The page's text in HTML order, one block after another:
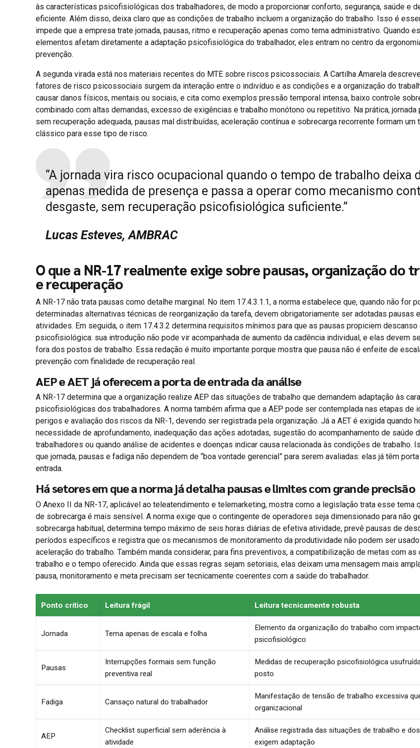
às características psicofisiológicas dos trabalhadores, de modo a proporcionar conforto, segurança, saúde e
eficiente. Além disso, deixa claro que as condições de trabalho incluem a organização do trabalho. Isso é
impede que a empresa trate jornada, pausas, ritmo e recuperação apenas como tema administrativo. Quando
elementos afetam diretamente a adaptação psicofisiológica do trabalhador, eles entram no centro da
prevenção.
A segunda virada está nos materiais recentes do MTE sobre riscos psicossociais. A Cartilha Amarela
fatores de risco psicossociais surgem da interação entre o indivíduo e as condições e a organização do
causar danos físicos, mentais ou sociais, e cita como exemplos pressão temporal intensa, baixo controle
combinado com altas demandas, excesso de exigências e trabalho monótono ou repetitivo. Na prática, jornada
sem recuperação adequada, pausas mal distribuídas, aceleração contínua e sobrecarga recorrente formam um
clássico para esse tipo de risco.
“A jornada vira risco ocupacional quando o tempo de trabalho deixa
apenas medida de presença e passa a operar como mecanismo
desgaste, sem recuperação psicofisiológica suficiente.”
Lucas Esteves, AMBRAC
O que a NR-17 realmente exige sobre pausas, organização do
e recuperação
A NR-17 não trata pausas como detalhe marginal. No item 17.4.3.1.1, a norma estabelece que, quando não for
determinadas alternativas técnicas de reorganização da tarefa, devem obrigatoriamente ser adotadas pausas
atividades. Em seguida, o item 17.4.3.2 determina requisitos mínimos para que as pausas propiciem descanso
psicofisiológica: sua introdução não pode vir acompanhada de aumento da cadência individual, e elas devem
fora dos postos de trabalho. Essa redação é muito importante porque mostra que pausa não é enfeite de
prevenção com finalidade de recuperação real.
AEP e AET já oferecem a porta de entrada da análise
A NR-17 determina que a organização realize AEP das situações de trabalho que demandem adaptação às
psicofisiológicas dos trabalhadores. A norma também afirma que a AEP pode ser contemplada nas etapas de
perigos e avaliação dos riscos da NR-1, devendo ser registrada pela organização. Já a AET é exigida quando
necessidade de aprofundamento, inadequação das ações adotadas, sugestão do acompanhamento de saúde
trabalhadores ou quando análise de acidentes e doenças indicar causa relacionada às condições de trabalho.
que jornada, pausas e fadiga não dependem de “boa vontade gerencial” para serem avaliadas: elas já têm
entrada.
Há setores em que a norma já detalha pausas e limites com grande precisão
O Anexo II da NR-17, aplicável ao teleatendimento e telemarketing, mostra como a legislação trata esse tema
de sobrecarga é mais sensível. A norma exige que o contingente de operadores seja dimensionado para não
sobrecarga habitual, determina tempo máximo de seis horas diárias de efetiva atividade, prevê pausas de
períodos específicos e registra que os mecanismos de monitoramento da produtividade não podem ser
aceleração do trabalho. Também manda considerar, para fins preventivos, a compatibilização de metas com
trabalho e o tempo oferecido. Ainda que essas regras sejam setoriais, elas deixam uma mensagem mais
pausa, monitoramento e meta precisam ser tecnicamente coerentes com a saúde do trabalhador.
Ponto crítico Leitura frágil Leitura tecnicamente robusta
Jornada Tema apenas de escala e folha
Elemento da organização do trabalho com
psicofisiológico
Pausas
Interrupções formais sem função
preventiva real
Medidas de recuperação psicofisiológica
posto
Fadiga Cansaço natural do trabalhador
Manifestação de tensão de trabalho excessiva
organizacional
AEP
Checklist superficial sem aderência à
atividade
Análise registrada das situações de trabalho e
exigem adaptação